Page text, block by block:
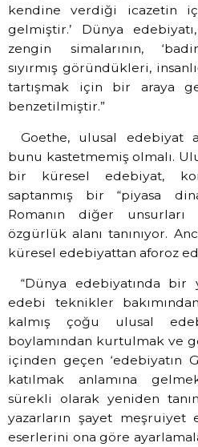
kendine verdiği icazetin
gelmiştir.’ Dünya
zengin simalarının,
sıyırmış göründükleri,
tartışmak için bir araya
benzetilmiştir.”
Goethe, ulusal edebiyat
bunu kastetmemiş olmalı.
bir küresel edebiyat,
saptanmış bir “piyasa
Romanın diğer unsurları
özgürlük alanı tanınıyor.
küresel edebiyattan aforoz
“Dünya edebiyatında
edebi teknikler
kalmış çoğu ulusal
boylamından kurtulmak ve
içinden geçen ‘edebiyatın
katılmak anlamına
sürekli olarak yeniden
yazarların şayet meşruiyet
eserlerini ona göre